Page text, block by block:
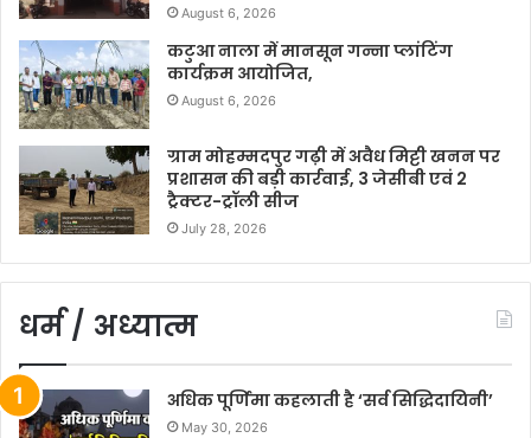
August 6, 2026
कटुआ नाला में मानसून गन्ना प्लांटिंग
कार्यक्रम आयोजित,
August 6, 2026
ग्राम मोहम्मदपुर गढ़ी में अवैध मिट्टी खनन पर
प्रशासन की बड़ी कार्रवाई, 3 जेसीबी एवं 2
ट्रैक्टर-ट्रॉली सीज
July 28, 2026
धर्म / अध्यात्म
अधिक पूर्णिमा कहलाती है ‘सर्व सिद्धिदायिनी’
May 30, 2026